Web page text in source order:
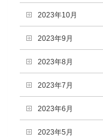
2023年10月
2023年9月
2023年8月
2023年7月
2023年6月
2023年5月